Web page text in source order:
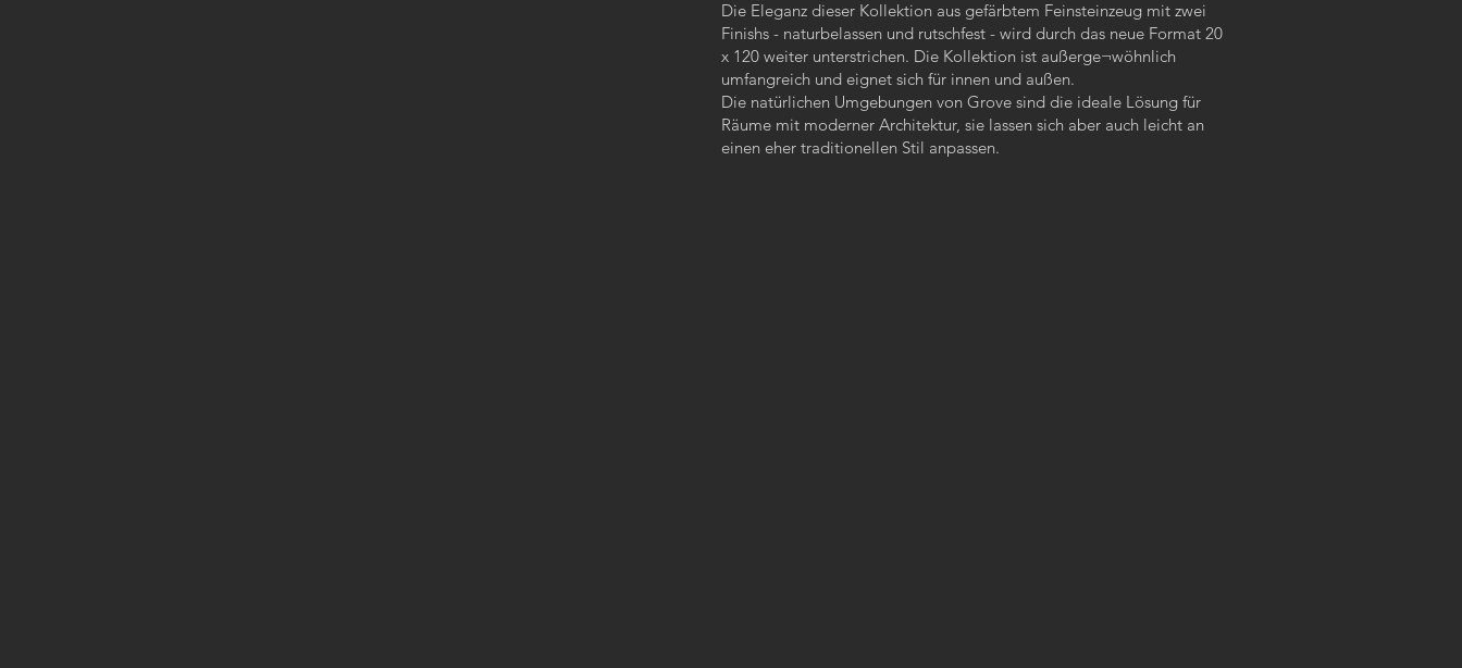
Die Eleganz dieser Kollektion aus gefärbtem Feinsteinzeug mit zwei
Finishs - naturbelassen und rutschfest - wird durch das neue Format 20
x 120 weiter unterstrichen. Die Kollektion ist außerge¬wöhnlich
umfangreich und eignet sich für innen und außen.
Die natürlichen Umgebungen von Grove sind die ideale Lösung für
Räume mit moderner Architektur, sie lassen sich aber auch leicht an
einen eher traditionellen Stil anpassen.